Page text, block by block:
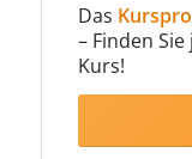
Das
– Finden
Kurs!